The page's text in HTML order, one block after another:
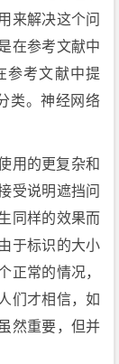
来解决这个问
在参考文献中
参考文献中提
类。神经网络
用的更复杂和
受说明遮挡问
同样的效果而
于标识的大小
正常的情况，
们才相信，如
然重要，但并